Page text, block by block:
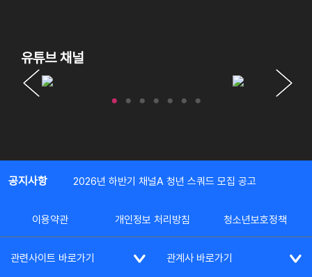
유튜브 채널
공지사항 2026년 하반기 채널A 청년 스쿼드 모집 공고
이용약관 개인정보 처리방침 청소년보호정책
관련사이트 바로가기 관계사 바로가기